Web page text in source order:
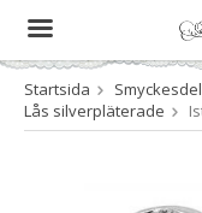
Startsida
Lås silverpläterade